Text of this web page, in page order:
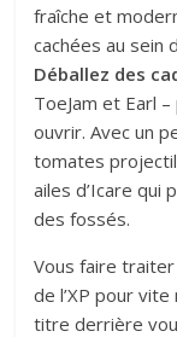
fraîche et
cachées au sein
Déballez des
ToeJam et Earl
ouvrir. Avec un
tomates
ailes d’Icare qui
des fossés.
Vous faire traiter
de l’XP pour
titre derrière